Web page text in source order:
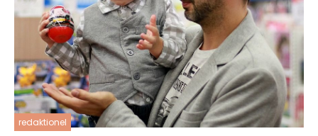
redaktionel